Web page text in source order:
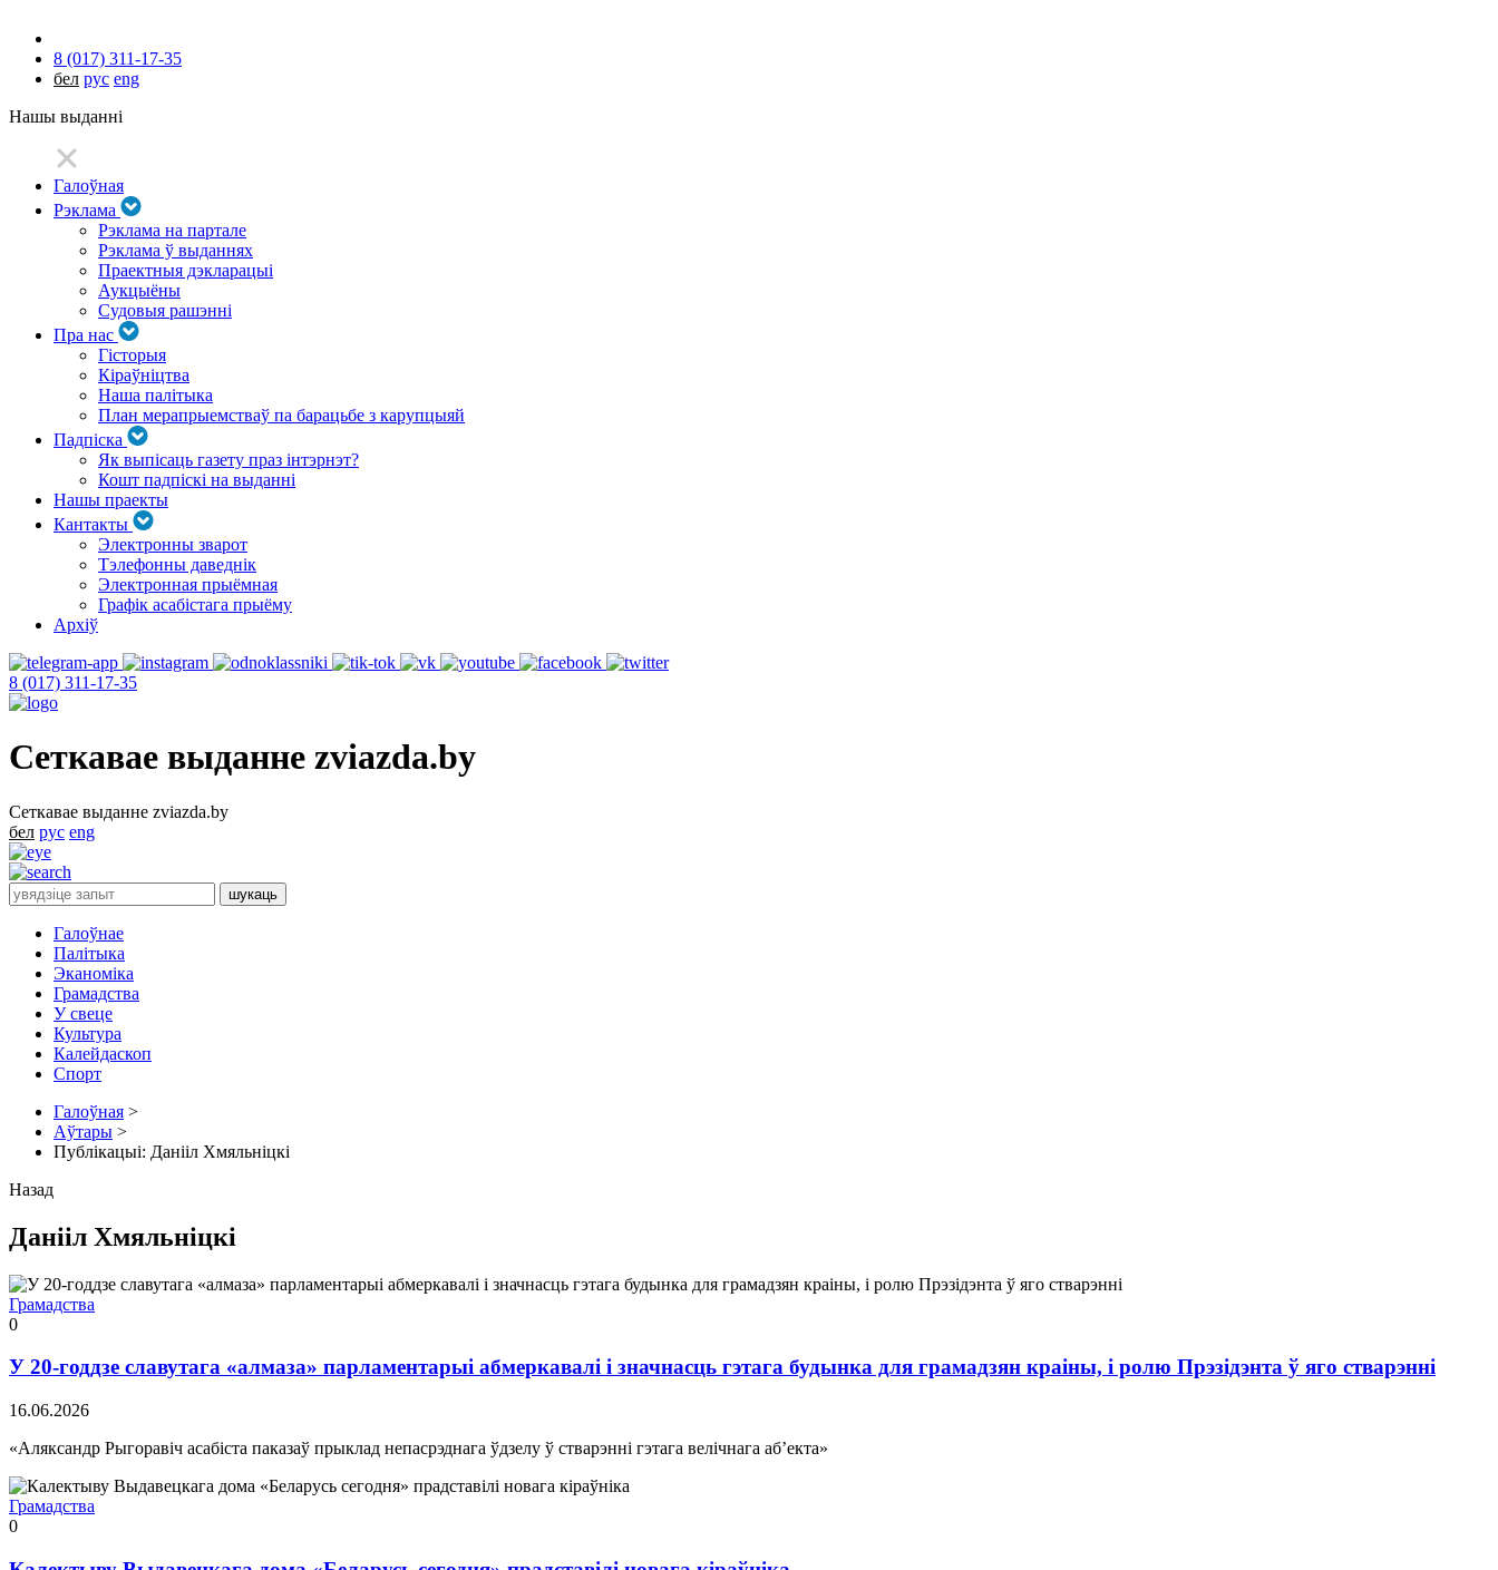
8 (017) 311-17-35
бел рус eng
Нашы выданні
Галоўная
Рэклама
Рэклама на партале
Рэклама ў выданнях
Праектныя дэкларацыі
Аукцыёны
Судовыя рашэнні
Пра нас
Гісторыя
Кіраўніцтва
Наша палітыка
План мерапрыемстваў па барацьбе з карупцыяй
Падпіска
Як выпісаць газету праз інтэрнэт?
Кошт падпіскі на выданні
Нашы праекты
Кантакты
Электронны зварот
Тэлефонны даведнік
Электронная прыёмная
Графік асабістага прыёму
Архіў
8 (017) 311-17-35
Сеткавае выданне zviazda.by
Сеткавае выданне zviazda.by
бел рус eng
Галоўнае
Палітыка
Эканоміка
Грамадства
У свеце
Культура
Калейдаскоп
Спорт
Галоўная >
Аўтары >
Публікацыі: Данііл Хмяльніцкі
Назад
Данііл Хмяльніцкі
Грамадства
0
У 20-годдзе славутага «алмаза» парламентарыі абмеркавалі і значнасць гэтага будынка для грамадзян краіны, і ролю Прэзідэнта ў яго стварэнні
16.06.2026
«Аляксандр Рыгоравіч асабіста паказаў прыклад непасрэднага ўдзелу ў стварэнні гэтага велічнага аб’екта»
Грамадства
0